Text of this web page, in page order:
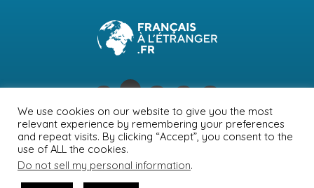
NEWSLETTER PUBLICITÉ CONTACTS
MENTIONS LÉGALES
POLITIQUE DE CONFIDENTIALITÉ
We use cookies on our website to give you the most
relevant experience by remembering your preferences
and repeat visits. By clicking “Accept”, you consent to the
use of ALL the cookies.
Do not sell my personal information.